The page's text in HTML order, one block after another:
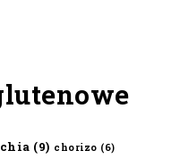
chia (9) chorizo (6)